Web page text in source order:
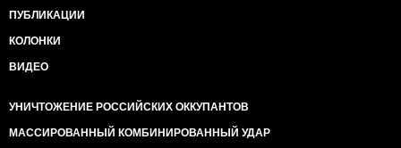
ПУБЛИКАЦИИ
КОЛОНКИ
ВИДЕО
УНИЧТОЖЕНИЕ РОССИЙСКИХ ОККУПАНТОВ
МАССИРОВАННЫЙ КОМБИНИРОВАННЫЙ УДАР